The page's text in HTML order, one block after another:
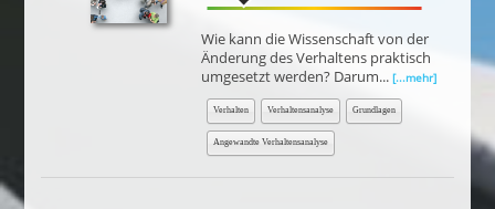
Wie kann die Wissenschaft von der
Änderung des Verhaltens praktisch
umgesetzt werden? Darum... [...mehr]
Verhalten Verhaltensanalyse Grundlagen
Angewandte Verhaltensanalyse